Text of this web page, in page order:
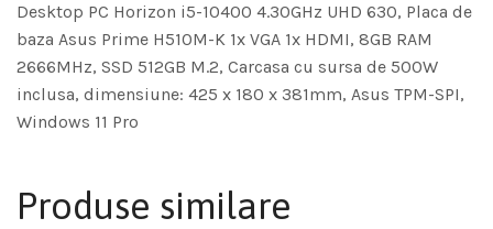
Desktop PC Horizon i5-10400 4.30GHz UHD 630, Placa de
baza Asus Prime H510M-K 1x VGA 1x HDMI, 8GB RAM
2666MHz, SSD 512GB M.2, Carcasa cu sursa de 500W
inclusa, dimensiune: 425 x 180 x 381mm, Asus TPM-SPI,
Windows 11 Pro
Produse similare